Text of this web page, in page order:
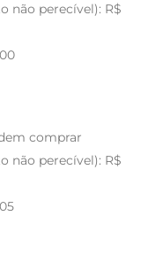
não perecível): R$
comprar
não perecível): R$